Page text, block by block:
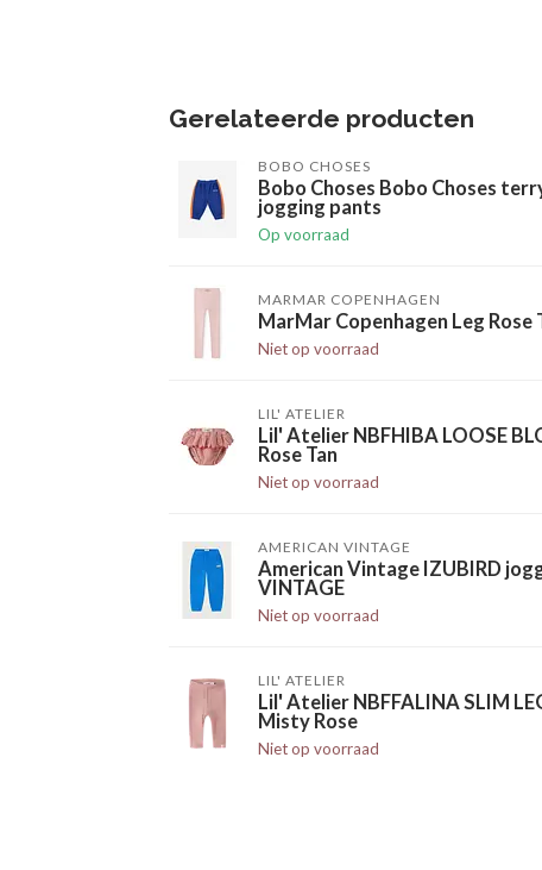
Gerelateerde producten
BOBO CHOSES
Bobo Choses Bobo Choses
jogging pants
Op voorraad
MARMAR COPENHAGEN
MarMar Copenhagen Leg Rose
Niet op voorraad
LIL' ATELIER
Lil' Atelier NBFHIBA LOOSE
Rose Tan
Niet op voorraad
AMERICAN VINTAGE
American Vintage IZUBIRD
VINTAGE
Niet op voorraad
LIL' ATELIER
Lil' Atelier NBFFALINA SLIM
Misty Rose
Niet op voorraad